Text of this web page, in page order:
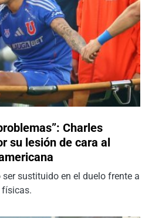
Charles
su lesión de cara al
sustituido en el duelo frente a
físicas.